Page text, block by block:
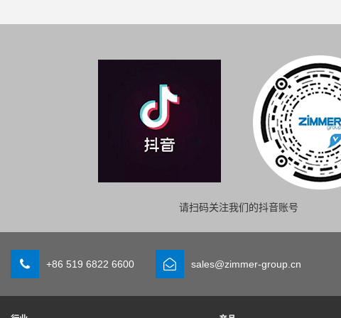
请扫码关注我们的抖音账号
+86 519 6822 6600 sales@zimmer-group.cn